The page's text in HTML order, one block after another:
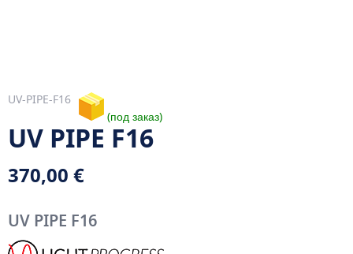
UV-PIPE-F16
под заказ
UV PIPE F16
370,00 €
UV PIPE F16